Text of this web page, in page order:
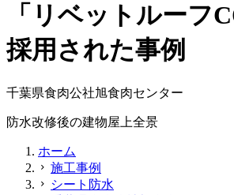
「リベットルーフ
採用された事例
千葉県食肉公社旭食肉センター
防水改修後の建物屋上全景
ホーム
chevron_right 施工事例
chevron_right シート防水